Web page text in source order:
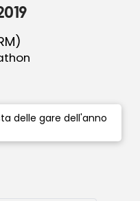
delle gare dell'anno